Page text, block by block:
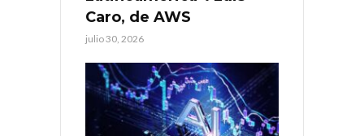
Caro, de AWS
julio 30, 2026